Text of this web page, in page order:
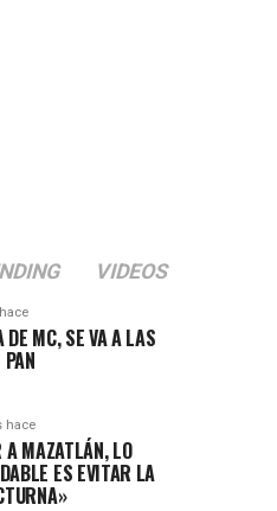
VIDEOS
DE MC, SE VA A LAS
hace
MAZATLÁN, LO
ES EVITAR LA